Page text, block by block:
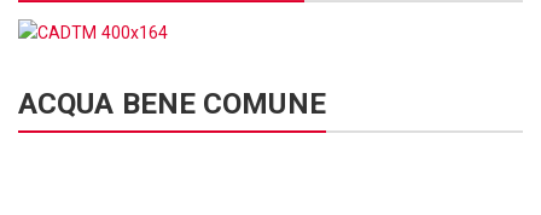
ACQUA BENE COMUNE